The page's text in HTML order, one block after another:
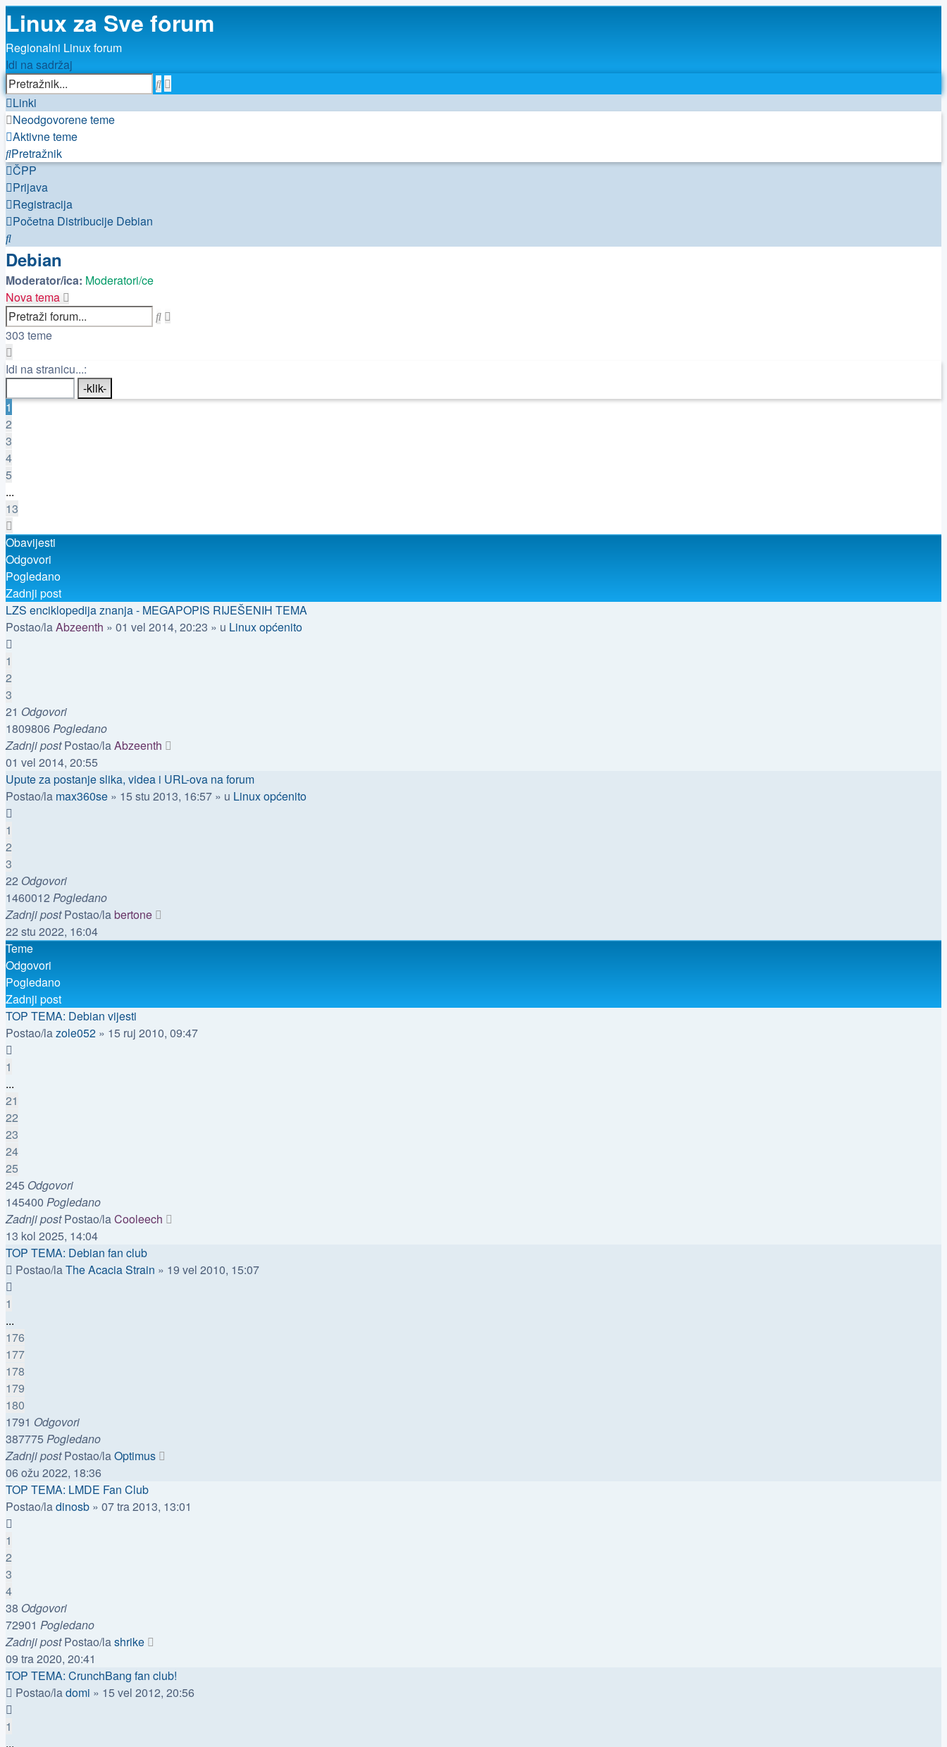
Linux za Sve forum
Regionalni Linux forum
Idi na sadržaj
Pretražnik
Napredno
pretraživanje
Linki
Neodgovorene teme
Aktivne teme
Pretražnik
ČPP
Prijava
Registracija
Početna Distribucije Debian
Pretražnik
Debian
Moderator/ica: Moderatori/ce
Nova tema
Pretražnik
303 teme
1 13.
Idi na stranicu...:
1
2
3
4
5
...
13
Obavijesti
Odgovori
Pogledano
Zadnji post
LZS enciklopedija znanja - MEGAPOPIS RIJEŠENIH TEMA
Postao/laAbzeenth » 01 vel 2014, 20:23 » u Linux općenito
1
2
3
21 Odgovori
1809806Pogledano
Zadnji postPostao/laAbzeenth
01 vel 2014, 20:55
Upute za postanje slika, videa i URL-ova na forum
Postao/la max360se » 15 stu 2013, 16:57 » u Linux općenito
1
2
3
22 Odgovori
1460012 Pogledano
Zadnji postPostao/labertone
22 stu 2022, 16:04
Teme
Odgovori
Pogledano
Zadnji post
TOP TEMA: Debian vijesti
Postao/lazole052 » 15 ruj 2010, 09:47
1
...
21
22
23
24
25
245 Odgovori
145400 Pogledano
Zadnji postPostao/laCooleech
13 kol 2025, 14:04
TOP TEMA: Debian fan club
Postao/laThe Acacia Strain » 19 vel 2010, 15:07
1
...
176
177
178
179
180
1791 Odgovori
387775 Pogledano
Zadnji postPostao/laOptimus
06 ožu 2022, 18:36
TOP TEMA: LMDE Fan Club
Postao/ladinosb » 07 tra 2013, 13:01
1
2
3
4
38 Odgovori
72901 Pogledano
Zadnji postPostao/lashrike
09 tra 2020, 20:41
TOP TEMA: CrunchBang fan club!
Postao/ladomi » 15 vel 2012, 20:56
1
...